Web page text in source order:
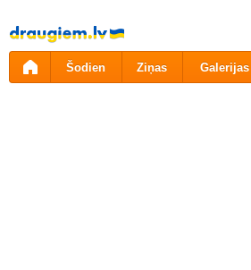
Pāriet
uz
saturu
Šodien Ziņas Galerijas